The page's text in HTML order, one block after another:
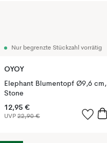
Nur begrenzte Stückzahl vorrätig
OYOY
Elephant Blumentopf Ø9,6 cm,
Stone
12,95 €
UVP 22,90 €